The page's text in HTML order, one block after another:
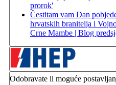
prorok'
Čestitam vam Dan
hrvatskih branitelja i
Crne Mambe | Blog
Odobravate li moguće